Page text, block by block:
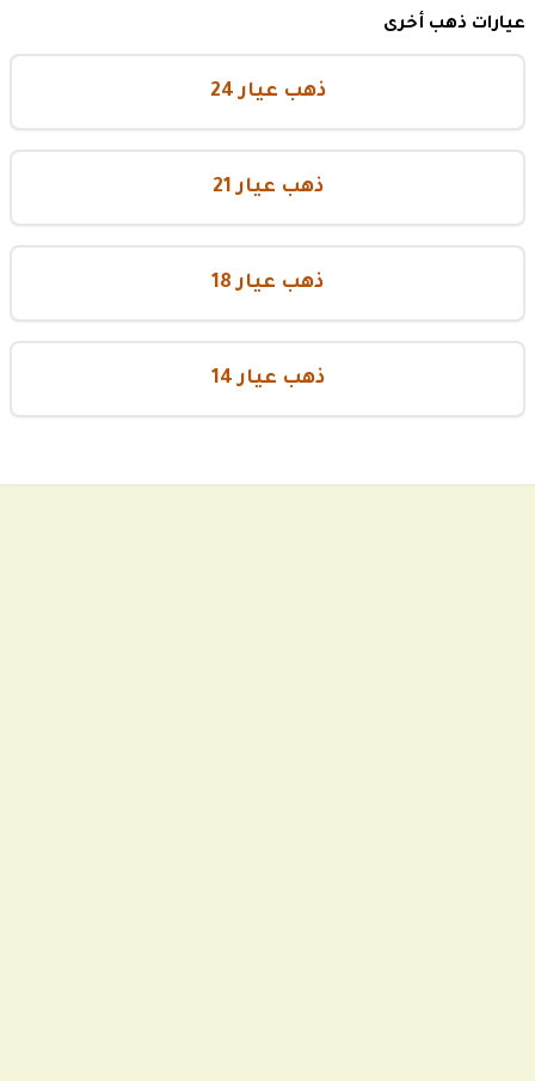
عيارات ذهب أخرى
ذهب عيار 24
ذهب عيار 21
ذهب عيار 18
ذهب عيار 14